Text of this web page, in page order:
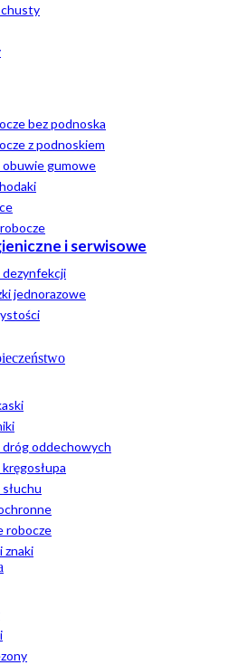
chusty
bez podnoska
z podnoskiem
obuwie gumowe
i serwisowe
dezynfekcji
jednorazowe
oddechowych
robocze
znaki